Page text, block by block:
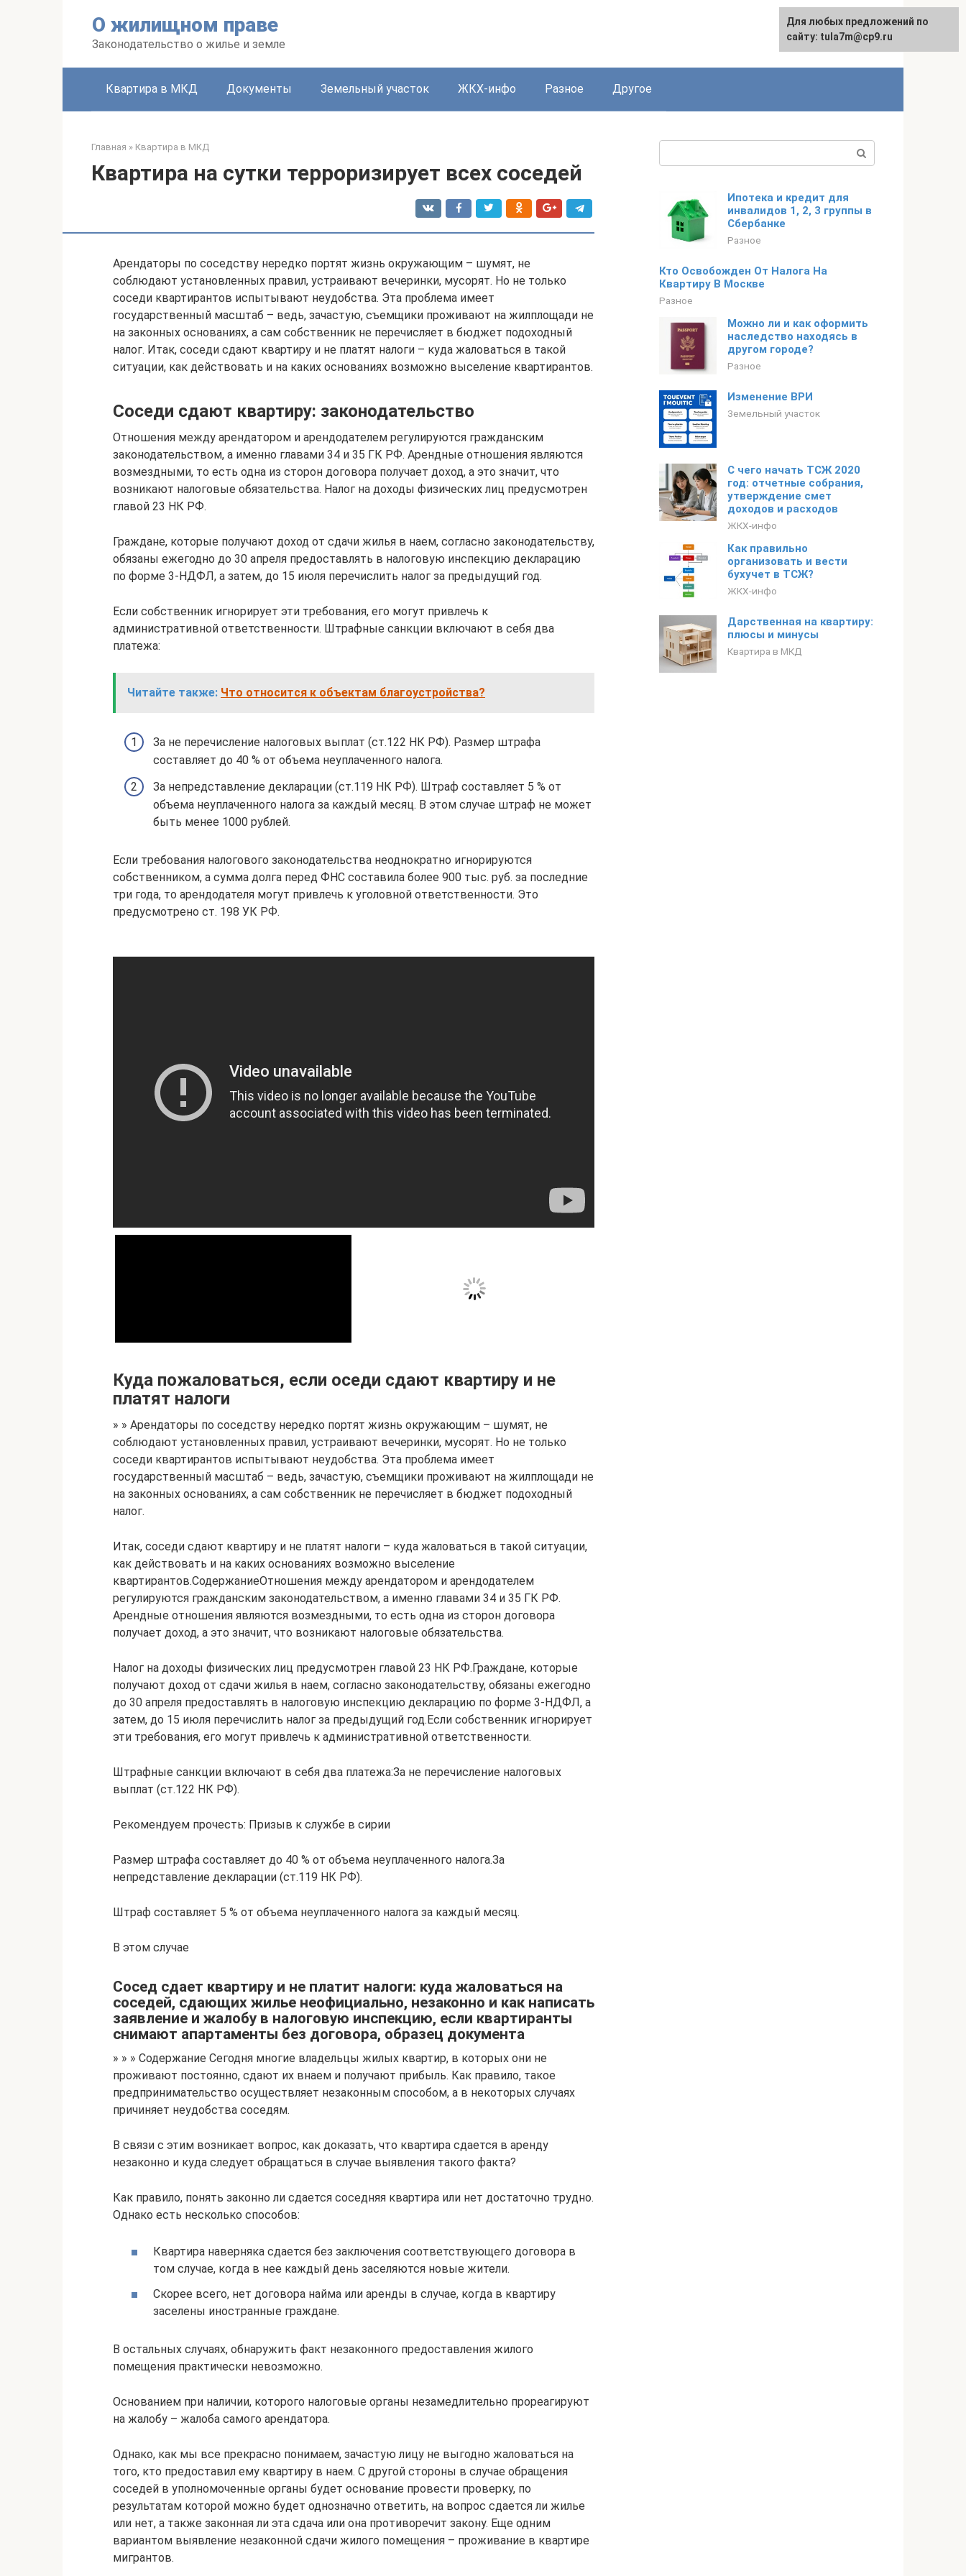
О жилищном праве
Законодательство о жилье и земле
Квартира в МКД Документы Земельный участок ЖКХ-инфо Разное Другое
Главная » Квартира в МКД
Квартира на сутки терроризирует всех соседей
Арендаторы по соседству нередко портят жизнь окружающим – шумят, не
соблюдают установленных правил, устраивают вечеринки, мусорят. Но не только
соседи квартирантов испытывают неудобства. Эта проблема имеет
государственный масштаб – ведь, зачастую, съемщики проживают на жилплощади не
на законных основаниях, а сам собственник не перечисляет в бюджет подоходный
налог. Итак, соседи сдают квартиру и не платят налоги – куда жаловаться в такой
ситуации, как действовать и на каких основаниях возможно выселение квартирантов.
Соседи сдают квартиру: законодательство
Отношения между арендатором и арендодателем регулируются гражданским
законодательством, а именно главами 34 и 35 ГК РФ. Арендные отношения являются
возмездными, то есть одна из сторон договора получает доход, а это значит, что
возникают налоговые обязательства. Налог на доходы физических лиц предусмотрен
главой 23 НК РФ.
Граждане, которые получают доход от сдачи жилья в наем, согласно законодательству,
обязаны ежегодно до 30 апреля предоставлять в налоговую инспекцию декларацию
по форме 3-НДФЛ, а затем, до 15 июля перечислить налог за предыдущий год.
Если собственник игнорирует эти требования, его могут привлечь к
административной ответственности. Штрафные санкции включают в себя два
платежа:
Читайте также: Что относится к объектам благоустройства?
За не перечисление налоговых выплат (ст.122 НК РФ). Размер штрафа
составляет до 40 % от объема неуплаченного налога.
За непредставление декларации (ст.119 НК РФ). Штраф составляет 5 % от
объема неуплаченного налога за каждый месяц. В этом случае штраф не может
быть менее 1000 рублей.
Если требования налогового законодательства неоднократно игнорируются
собственником, а сумма долга перед ФНС составила более 900 тыс. руб. за последние
три года, то арендодателя могут привлечь к уголовной ответственности. Это
предусмотрено ст. 198 УК РФ.
Куда пожаловаться, если оседи сдают квартиру и не
платят налоги
» » Арендаторы по соседству нередко портят жизнь окружающим – шумят, не
соблюдают установленных правил, устраивают вечеринки, мусорят. Но не только
соседи квартирантов испытывают неудобства. Эта проблема имеет
государственный масштаб – ведь, зачастую, съемщики проживают на жилплощади не
на законных основаниях, а сам собственник не перечисляет в бюджет подоходный
налог.
Итак, соседи сдают квартиру и не платят налоги – куда жаловаться в такой ситуации,
как действовать и на каких основаниях возможно выселение
квартирантов.СодержаниеОтношения между арендатором и арендодателем
регулируются гражданским законодательством, а именно главами 34 и 35 ГК РФ.
Арендные отношения являются возмездными, то есть одна из сторон договора
получает доход, а это значит, что возникают налоговые обязательства.
Налог на доходы физических лиц предусмотрен главой 23 НК РФ.Граждане, которые
получают доход от сдачи жилья в наем, согласно законодательству, обязаны ежегодно
до 30 апреля предоставлять в налоговую инспекцию декларацию по форме 3-НДФЛ, а
затем, до 15 июля перечислить налог за предыдущий год.Если собственник игнорирует
эти требования, его могут привлечь к административной ответственности.
Штрафные санкции включают в себя два платежа:За не перечисление налоговых
выплат (ст.122 НК РФ).
Рекомендуем прочесть: Призыв к службе в сирии
Размер штрафа составляет до 40 % от объема неуплаченного налога.За
непредставление декларации (ст.119 НК РФ).
Штраф составляет 5 % от объема неуплаченного налога за каждый месяц.
В этом случае
Сосед сдает квартиру и не платит налоги: куда жаловаться на
соседей, сдающих жилье неофициально, незаконно и как написать
заявление и жалобу в налоговую инспекцию, если квартиранты
снимают апартаменты без договора, образец документа
» » » Содержание Сегодня многие владельцы жилых квартир, в которых они не
проживают постоянно, сдают их внаем и получают прибыль. Как правило, такое
предпринимательство осуществляет незаконным способом, а в некоторых случаях
причиняет неудобства соседям.
В связи с этим возникает вопрос, как доказать, что квартира сдается в аренду
незаконно и куда следует обращаться в случае выявления такого факта?
Как правило, понять законно ли сдается соседняя квартира или нет достаточно трудно.
Однако есть несколько способов:
Квартира наверняка сдается без заключения соответствующего договора в
том случае, когда в нее каждый день заселяются новые жители.
Скорее всего, нет договора найма или аренды в случае, когда в квартиру
заселены иностранные граждане.
В остальных случаях, обнаружить факт незаконного предоставления жилого
помещения практически невозможно.
Основанием при наличии, которого налоговые органы незамедлительно прореагируют
на жалобу – жалоба самого арендатора.
Однако, как мы все прекрасно понимаем, зачастую лицу не выгодно жаловаться на
того, кто предоставил ему квартиру в наем. С другой стороны в случае обращения
соседей в уполномоченные органы будет основание провести проверку, по
результатам которой можно будет однозначно ответить, на вопрос сдается ли жилье
или нет, а также законная ли эта сдача или она противоречит закону. Еще одним
вариантом выявление незаконной сдачи жилого помещения – проживание в квартире
мигрантов.
Ипотека и кредит для
инвалидов 1, 2, 3 группы в
Сбербанке
Разное
Кто Освобожден От Налога На
Квартиру В Москве
Разное
Можно ли и как оформить
наследство находясь в
другом городе?
Разное
Изменение ВРИ
Земельный участок
С чего начать ТСЖ 2020
год: отчетные собрания,
утверждение смет
доходов и расходов
ЖКХ-инфо
Как правильно
организовать и вести
бухучет в ТСЖ?
ЖКХ-инфо
Дарственная на квартиру:
плюсы и минусы
Квартира в МКД
Для любых предложений по
сайту: tula7m@cp9.ru